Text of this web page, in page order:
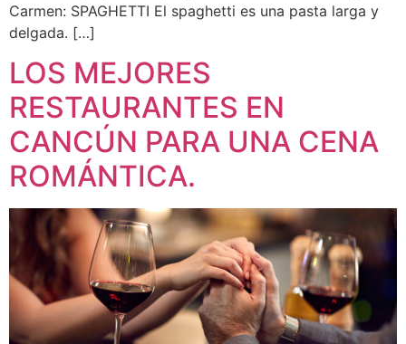
Carmen: SPAGHETTI El spaghetti es una pasta larga y
delgada. […]
LOS MEJORES
RESTAURANTES EN
CANCÚN PARA UNA CENA
ROMÁNTICA.